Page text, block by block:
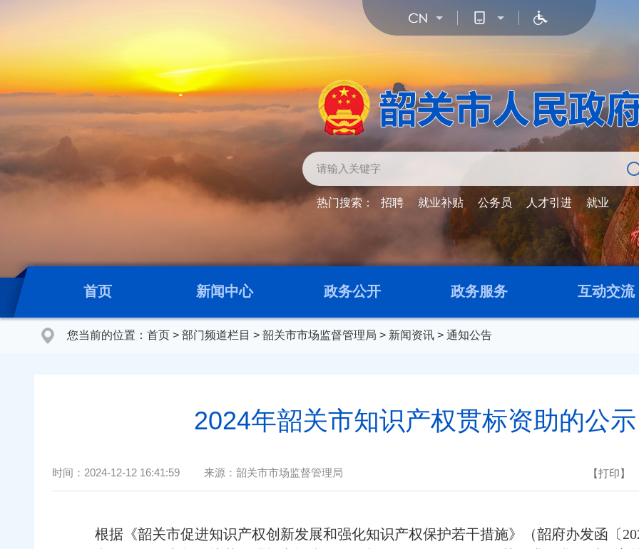
热门搜索： 招聘 就业补贴 公务员 人才引进 就业
首页 新闻中心 政务公开 政务服务 互动交流
您当前的位置： 首页 > 部门频道栏目 > 韶关市市场监督管理局 > 新闻资讯 > 通知公告
2024年韶关市知识产权贯标资助的公示
时间： 2024-12-12 16:41:59 来源： 韶关市市场监督管理局 【打印】
根据《韶关市促进知识产权创新发展和强化知识产权保护若干措施》（韶府办发函〔